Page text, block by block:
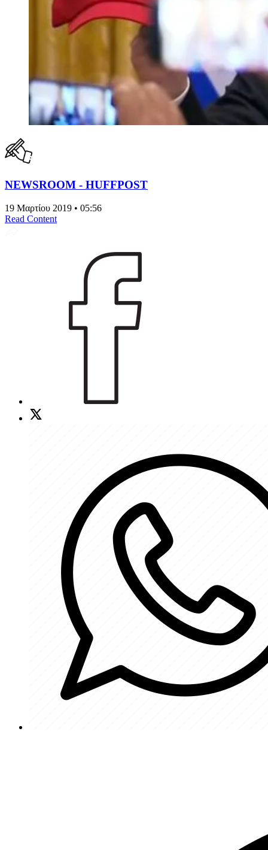
NEWSROOM - HUFFPOST
19 Μαρτίου 2019 • 05:56
Read Content